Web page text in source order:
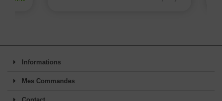
Informations
Mes Commandes